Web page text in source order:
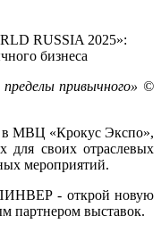
привычного» ©
в МВЦ «Крокус Экспо»,
для своих отраслевых
мероприятий.
- открой новую
партнером выставок.